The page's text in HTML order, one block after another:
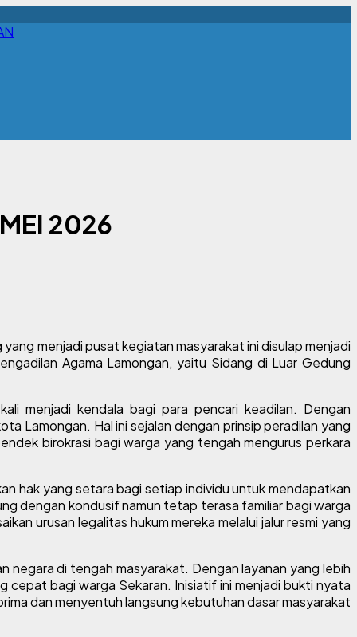
2026
menjadi pusat kegiatan masyarakat ini disulap menjadi
Agama Lamongan, yaitu Sidang di Luar Gedung
menjadi kendala bagi para pencari keadilan. Dengan
Lamongan. Hal ini sejalan dengan prinsip peradilan yang
birokrasi bagi warga yang tengah mengurus perkara
hak yang setara bagi setiap individu untuk mendapatkan
dengan kondusif namun tetap terasa familiar bagi warga
urusan legalitas hukum mereka melalui jalur resmi yang
negara di tengah masyarakat. Dengan layanan yang lebih
cepat bagi warga Sekaran. Inisiatif ini menjadi bukti nyata
dan menyentuh langsung kebutuhan dasar masyarakat